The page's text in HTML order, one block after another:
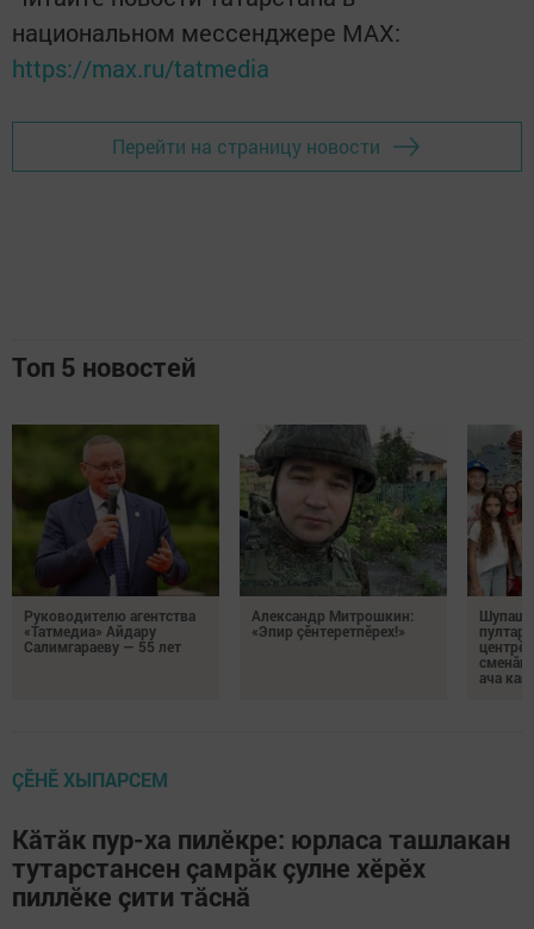
национальном мессенджере MАХ:
https://max.ru/tatmedia
Перейти на страницу новости
Топ 5 новостей
Руководителю агентства
«Татмедиа» Айдару
Салимгараеву — 55 лет
Александр Митрошкин:
«Эпир çӗнтеретпӗрех!»
ача
ÇӖНӖ ХЫПАРСЕМ
Кăтăк пур-ха пилӗкре: юрласа ташлакан
тутарстансен çамрăк çулне хӗрӗх
пиллӗке çити тăснă